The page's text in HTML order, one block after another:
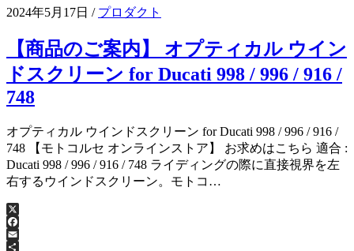
有
2024年5月17日 / プロダクト
【商品のご案内】 オプティカル ウイン
ドスクリーン for Ducati 998 / 996 / 916 /
748
オプティカル ウインドスクリーン for Ducati 998 / 996 / 916 /
748 【モトコルセ オンラインストア】 お求めはこちら 適合 :
Ducati 998 / 996 / 916 / 748 ライディングの際に直接視界を左
右するウインドスクリーン。モトコ…
X
Facebook
Email